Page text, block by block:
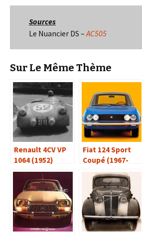
Sources
Le Nuancier DS – AC505
Sur Le Même Thème
Renault 4CV VP
1064 (1952)
Fiat 124 Sport
Coupé (1967-
1975)